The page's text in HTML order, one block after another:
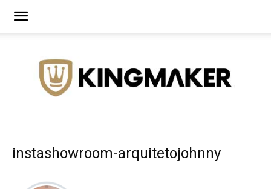
Agência
instashowroom-arquitetojohnny